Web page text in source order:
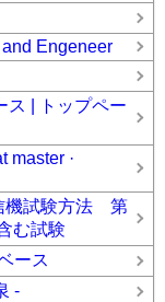
Engeneer
ス | トップペー
master ·
機試験方法 第
む試験
ース
-